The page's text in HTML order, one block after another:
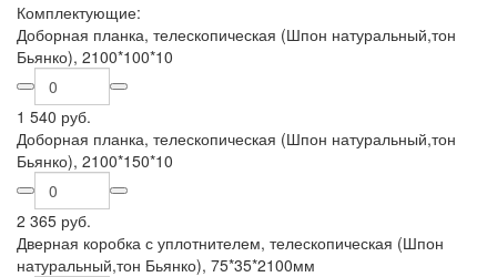
Комплектующие:
Доборная планка, телескопическая (Шпон натуральный,тон
Бьянко), 2100*100*10
1 540 руб.
Доборная планка, телескопическая (Шпон натуральный,тон
Бьянко), 2100*150*10
2 365 руб.
Дверная коробка с уплотнителем, телескопическая (Шпон
натуральный,тон Бьянко), 75*35*2100мм